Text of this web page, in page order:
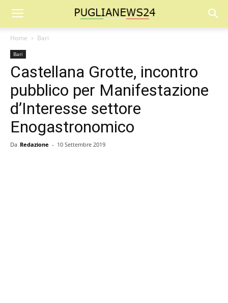
Home Bari
Bari
Castellana Grotte, incontro
pubblico per Manifestazione
d’Interesse settore
Enogastronomico
Da Redazione - 10 Settembre 2019